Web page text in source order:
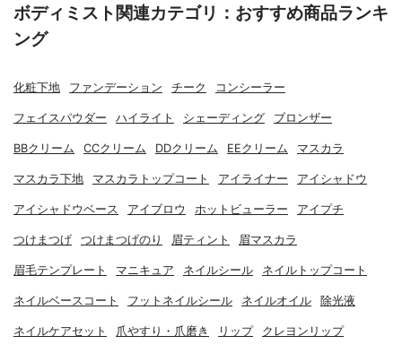
ボディミスト関連カテゴリ：おすすめ商品ランキ
ング
化粧下地 ファンデーション チーク コンシーラー
フェイスパウダー ハイライト シェーディング ブロンザー
BBクリーム CCクリーム DDクリーム EEクリーム マスカラ
マスカラ下地 マスカラトップコート アイライナー アイシャドウ
アイシャドウベース アイブロウ ホットビューラー アイプチ
つけまつげ つけまつげのり 眉ティント 眉マスカラ
眉毛テンプレート マニキュア ネイルシール ネイルトップコート
ネイルベースコート フットネイルシール ネイルオイル 除光液
ネイルケアセット 爪やすり・爪磨き リップ クレヨンリップ